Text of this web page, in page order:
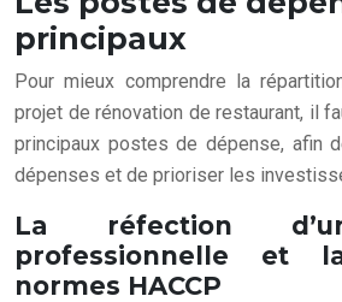
principaux
Pour mieux comprendre la
projet de rénovation de restaurant, il
principaux postes de dépense, afin
dépenses et de prioriser les
La réfection
professionnelle et
normes HACCP